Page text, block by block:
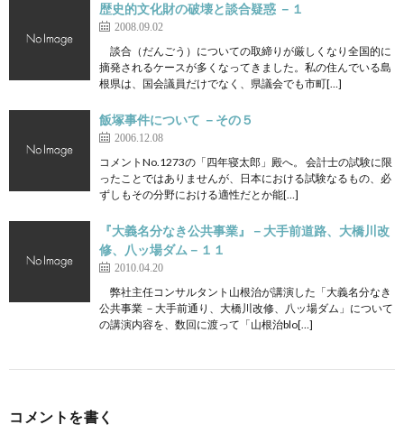
歴史的文化財の破壊と談合疑惑 －１
2008.09.02
談合（だんごう）についての取締りが厳しくなり全国的に
摘発されるケースが多くなってきました。私の住んでいる島
根県は、国会議員だけでなく、県議会でも市町[…]
飯塚事件について －その５
2006.12.08
コメントNo.1273の「四年寝太郎」殿へ。 会計士の試験に限
ったことではありませんが、日本における試験なるもの、必
ずしもその分野における適性だとか能[…]
『大義名分なき公共事業』－大手前道路、大橋川改
修、八ッ場ダム－１１
2010.04.20
弊社主任コンサルタント山根治が講演した「大義名分なき
公共事業 －大手前通り、大橋川改修、八ッ場ダム」について
の講演内容を、数回に渡って「山根治blo[…]
コメントを書く